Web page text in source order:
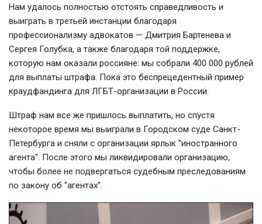
Нам удалось полностью отстоять справедливость и
выиграть в третьей инстанции благодаря
профессионализму адвокатов — Дмитрия Бартенева и
Сергея Голубка, а также благодаря той поддержке,
которую нам оказали россияне: мы собрали 400 000 рублей
для выплаты штрафа. Пока это беспрецедентный пример
краудфандинга для ЛГБТ-организации в России.
Штраф нам все же пришлось выплатить, но спустя
некоторое время мы выиграли в Городском суде Санкт-
Петербурга и сняли с организации ярлык "иностранного
агента". После этого мы ликвидировали организацию,
чтобы более не подвергаться судебным преследованиям
по закону об "агентах".